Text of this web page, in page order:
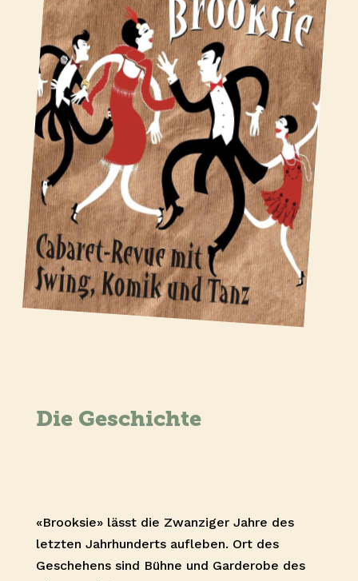
Die Geschichte
«Brooksie» lässt die Zwanziger Jahre des
letzten Jahrhunderts aufleben. Ort des
Geschehens sind Bühne und Garderobe des